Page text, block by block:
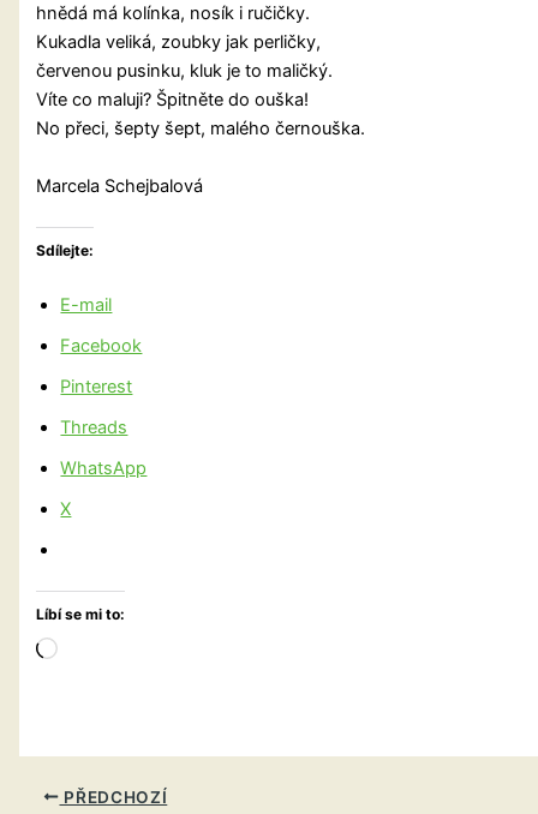
hnědá má kolínka, nosík i ručičky.
Kukadla veliká, zoubky jak perličky,
červenou pusinku, kluk je to maličký.
Víte co maluji? Špitněte do ouška!
No přeci, šepty šept, malého černouška.
Marcela Schejbalová
Sdílejte:
E-mail
Facebook
Pinterest
Threads
WhatsApp
X
Líbí se mi to:
Načítání…
PŘEDCHOZÍ